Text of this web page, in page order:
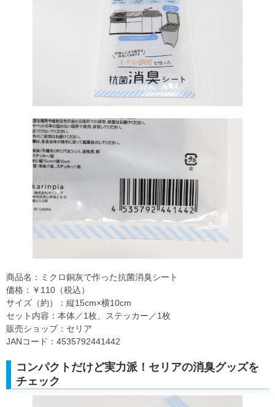
商品名：ミクロ銅灰で作った抗菌消臭シート
価格：￥110（税込）
サイズ（約）：縦15cm×横10cm
セット内容：本体／1枚、ステッカー／1枚
販売ショップ：セリア
JANコード：4535792441442
コンパクトだけど実力派！セリアの消臭グッズを
チェック